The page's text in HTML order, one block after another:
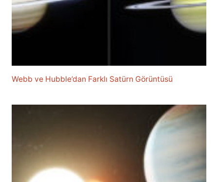
Webb ve Hubble’dan Farklı Satürn Görüntüsü